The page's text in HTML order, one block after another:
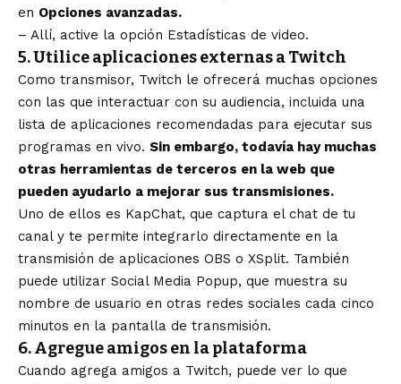
en Opciones avanzadas.
– Allí, active la opción Estadísticas de video.
5. Utilice aplicaciones externas a Twitch
Como transmisor, Twitch le ofrecerá muchas opciones
con las que interactuar con su audiencia, incluida una
lista de aplicaciones recomendadas para ejecutar sus
programas en vivo. Sin embargo, todavía hay muchas
otras herramientas de terceros en la web que
pueden ayudarlo a mejorar sus transmisiones.
Uno de ellos es KapChat, que captura el chat de tu
canal y te permite integrarlo directamente en la
transmisión de aplicaciones OBS o XSplit. También
puede utilizar Social Media Popup, que muestra su
nombre de usuario en otras redes sociales cada cinco
minutos en la pantalla de transmisión.
6. Agregue amigos en la plataforma
Cuando agrega amigos a Twitch, puede ver lo que